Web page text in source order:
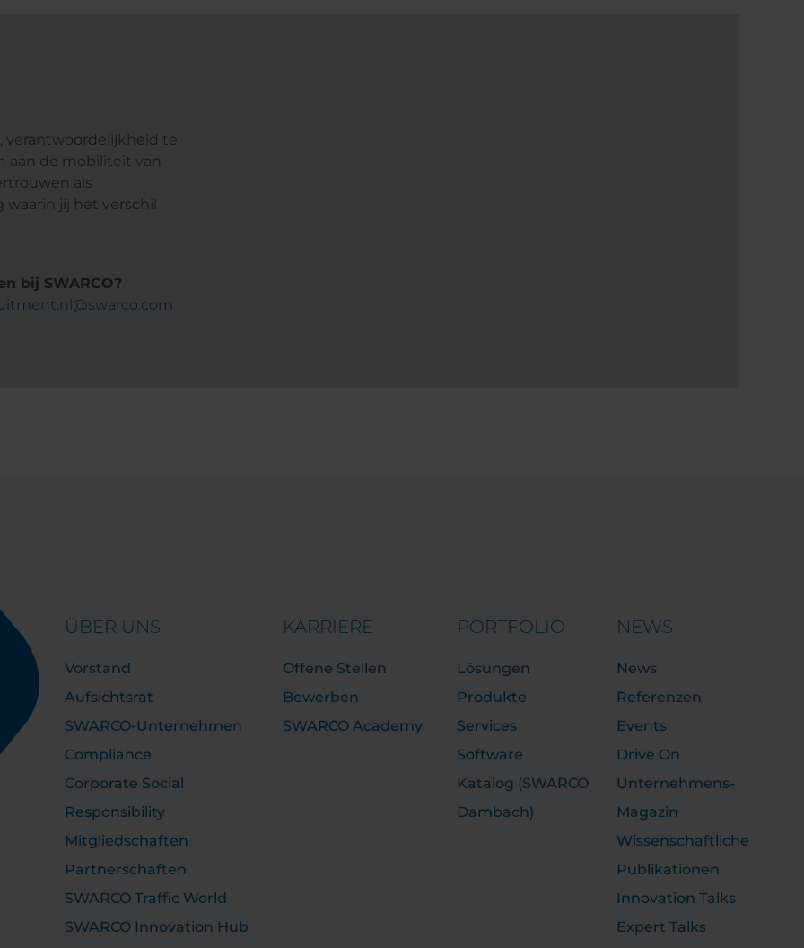
verantwoordelijkheid te
aan de mobiliteit van
als
jij het verschil
bij SWARCO?
ÜBER UNS
Vorstand
Aufsichtsrat
SWARCO-Unternehmen
Compliance
Corporate Social
Responsibility
Mitgliedschaften
Partnerschaften
SWARCO Traffic World
SWARCO Innovation Hub
KARRIERE
Offene Stellen
Bewerben
SWARCO Academy
PORTFOLIO
Lösungen
Produkte
Services
Software
Katalog (SWARCO
Dambach)
NEWS
News
Referenzen
Events
Drive On
Unternehmens-
Magazin
Wissenschaftliche
Publikationen
Innovation Talks
Expert Talks